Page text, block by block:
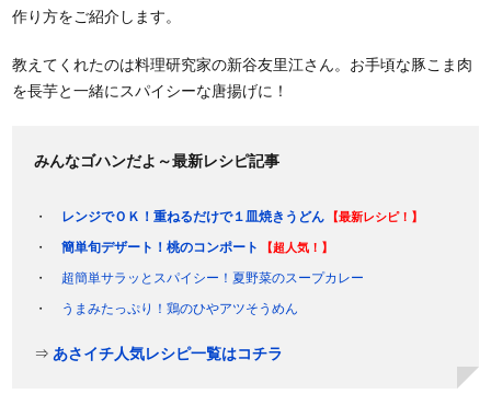
作り方をご紹介します。
教えてくれたのは料理研究家の新谷友里江さん。お手頃な豚こま肉
を長芋と一緒にスパイシーな唐揚げに！
みんなゴハンだよ～最新レシピ記事
レンジでＯＫ！重ねるだけで１皿焼きうどん 【最新レシピ！】
簡単旬デザート！桃のコンポート 【超人気！】
超簡単サラッとスパイシー！夏野菜のスープカレー
うまみたっぷり！鶏のひやアツそうめん
⇒ あさイチ人気レシピ一覧はコチラ